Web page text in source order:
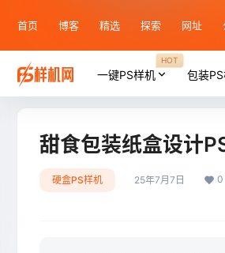
首页 博客 精选 探索 网址
一键PS样机
HOT
包装
甜食包装纸盒设计
硬盒PS样机 25年7月7日 0